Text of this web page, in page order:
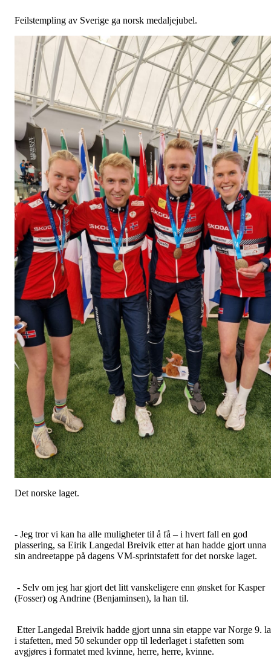
Feilstempling av Sverige ga norsk medaljejubel.
Det norske laget.
- Jeg tror vi kan ha alle muligheter til å få – i hvert fall en god
plassering, sa Eirik Langedal Breivik etter at han hadde gjort unna
sin andreetappe på dagens VM-sprintstafett for det norske laget.
- Selv om jeg har gjort det litt vanskeligere enn ønsket for Kasper
(Fosser) og Andrine (Benjaminsen), la han til.
Etter Langedal Breivik hadde gjort unna sin etappe var Norge 9.
i stafetten, med 50 sekunder opp til lederlaget i stafetten som
avgjøres i formatet med kvinne, herre, herre, kvinne.